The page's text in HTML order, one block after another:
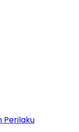
Perilaku